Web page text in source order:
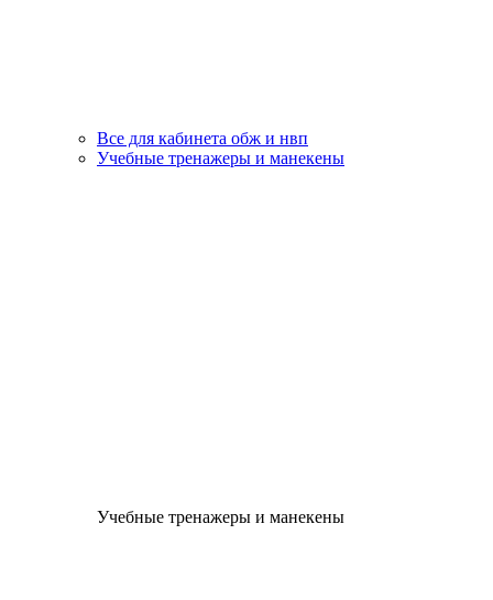
Все для кабинета обж и нвп
Учебные тренажеры и манекены
Учебные тренажеры и манекены